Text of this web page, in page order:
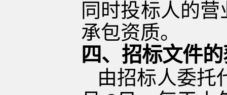
同时投标人的
承包资质。
四、招标文件
由招标人委托